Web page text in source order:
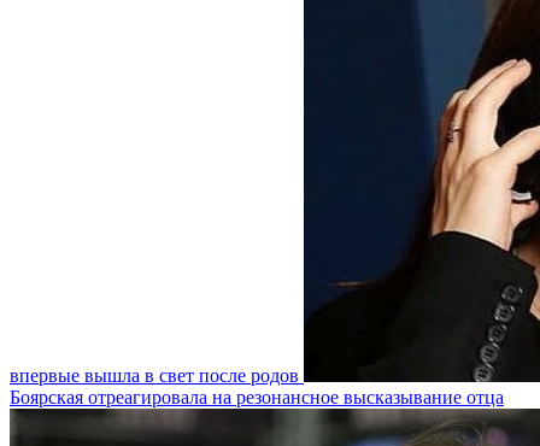
впервые вышла в свет после родов
Боярская отреагировала на резонансное высказывание отца